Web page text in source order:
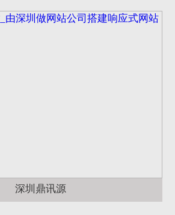
深圳鼎讯源